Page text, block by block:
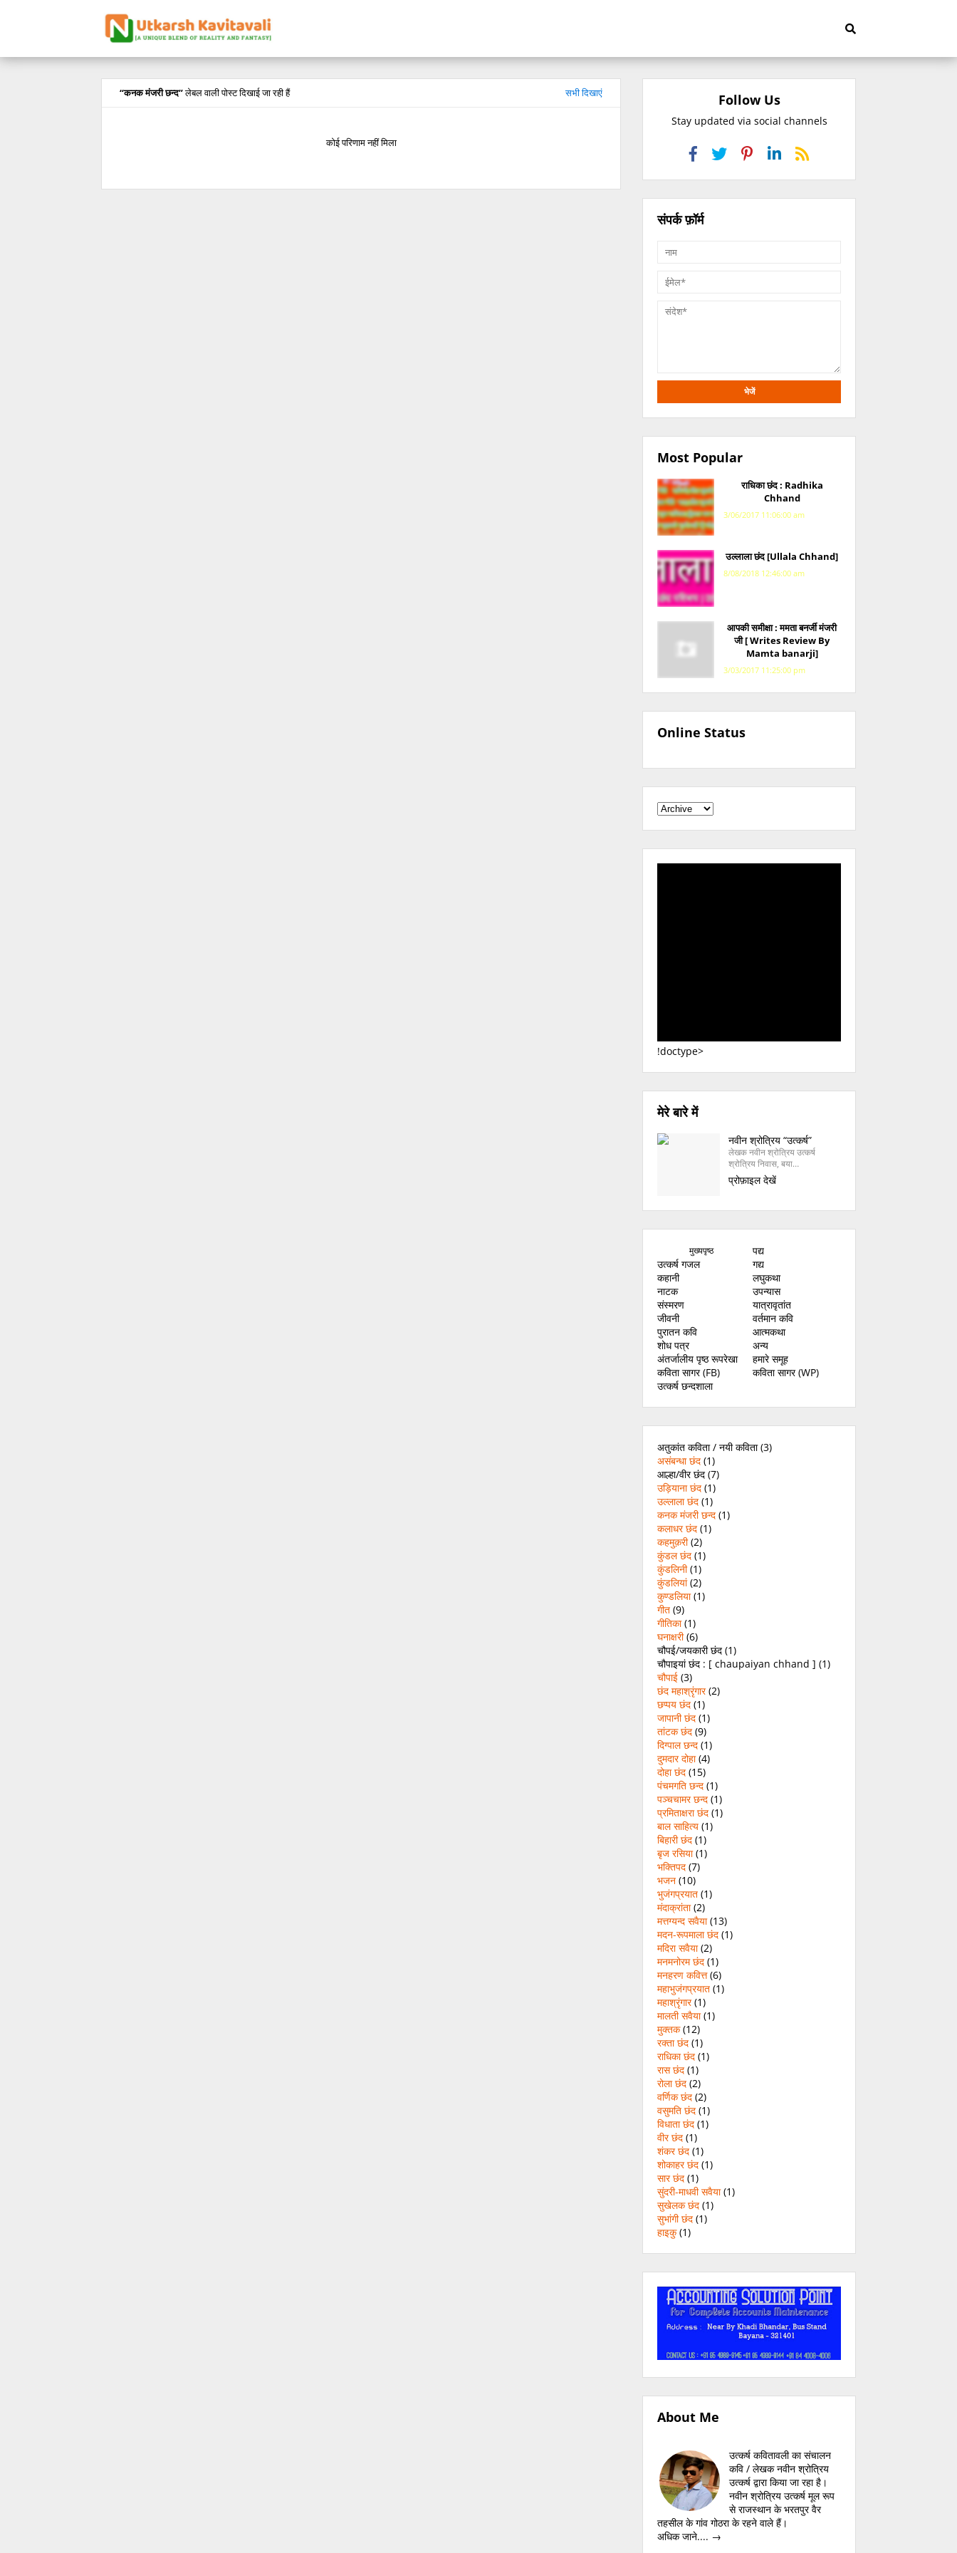
कनक मंजरी छन्द लेबल वाली पोस्ट दिखाई जा रही हैं सभी दिखाएं
कोई परिणाम नहीं मिला
Follow Us
Stay updated via social channels
संपर्क फ़ॉर्म
Most Popular
राधिका छंद : Radhika
Chhand
3/06/2017 11:06:00 am
उल्लाला छंद [Ullala Chhand]
8/08/2018 12:46:00 am
आपकी समीक्षा : ममता बनर्जी मंजरी
जी [ Writes Review By
Mamta banarji]
3/03/2017 11:25:00 pm
Online Status
!doctype>
मेरे बारे में
नवीन श्रोत्रिय “उत्कर्ष”
लेखक नवीन श्रोत्रिय उत्कर्ष
श्रोत्रिय निवास, बया…
प्रोफ़ाइल देखें
मुख्यपृष्ठ
पद्य
उत्कर्ष गजल
गद्य
कहानी
लघुकथा
नाटक
उपन्यास
संस्मरण
यात्रावृतांत
जीवनी
वर्तमान कवि
पुरातन कवि
आत्मकथा
शोध पत्र
अन्य
अंतर्जालीय पृष्ठ रूपरेखा
हमारे समूह
कविता सागर (FB)
कविता सागर (WP)
उत्कर्ष छन्दशाला
अतुकांत कविता / नयी कविता(3)
असंबन्धा छंद (1)
आल्हा/वीर छंद (7)
उड़ियाना छंद (1)
उल्लाला छंद (1)
कनक मंजरी छन्द (1)
कलाधर छंद (1)
कहमुक़री (2)
कुंडल छंद (1)
कुंडलिनी (1)
कुंडलियां (2)
कुण्डलिया (1)
गीत (9)
गीतिका (1)
घनाक्षरी (6)
चौपई/जयकारी छंद (1)
चौपाइयां छंद : [ chaupaiyan chhand ] (1)
चौपाई (3)
छंद महाश्रृंगार (2)
छप्पय छंद (1)
जापानी छंद (1)
तांटक छंद (9)
दिग्पाल छन्द (1)
दुमदार दोहा (4)
दोहा छंद (15)
पंचमगति छन्द (1)
पञ्चचामर छन्द (1)
प्रमिताक्षरा छंद (1)
बाल साहित्य (1)
बिहारी छंद (1)
बृज रसिया (1)
भक्तिपद (7)
भजन (10)
भुजंगप्रयात (1)
मंदाक्रांता (2)
मत्तग्यन्द सवैया (13)
मदन-रूपमाला छंद (1)
मदिरा सवैया (2)
मनमनोरम छंद (1)
मनहरण कवित्त (6)
महाभुजंगप्रयात (1)
महाश्रृंगार (1)
मालती सवैया (1)
मुक्तक (12)
रक्ता छंद (1)
राधिका छंद (1)
रास छंद (1)
रोला छंद (2)
वर्णिक छंद (2)
वसुमति छंद (1)
विधाता छंद (1)
वीर छंद (1)
शंकर छंद (1)
शोकाहर छंद (1)
सार छंद (1)
सुंदरी-माधवी सवैया (1)
सुखेलक छंद (1)
सुभांगी छंद (1)
हाइकु (1)
About Me
उत्कर्ष कवितावली का संचालन
कवि / लेखक नवीन श्रोत्रिय
उत्कर्ष द्वारा किया जा रहा है।
नवीन श्रोत्रिय उत्कर्ष मूल रूप
से राजस्थान के भरतपुर वैर
तहसील के गांव गोठरा के रहने वाले हैं।
अधिक जाने.... →